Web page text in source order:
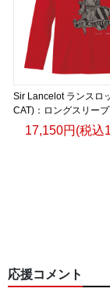
Sir Lancelot ランスロ
CAT)：ロングスリー
17,150円(税込
応援コメント